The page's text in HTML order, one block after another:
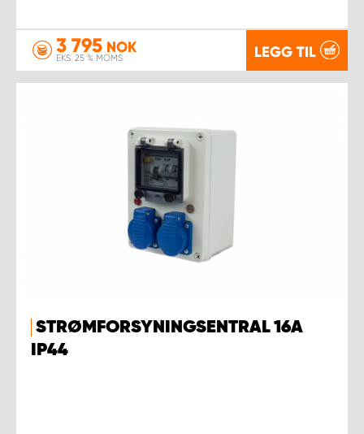
3 795 NOK
EKS. 25 % MOMS LEGG TIL
STRØMFORSYNINGSENTRAL 16A
IP44